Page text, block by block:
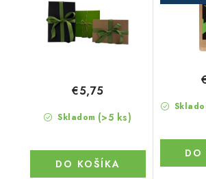
Skladom (>5 ks)
€5,75
DO KOŠÍKA
DO